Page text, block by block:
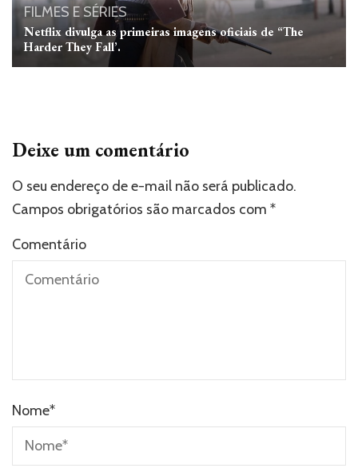
FILMES E SÉRIES
Netflix divulga as primeiras imagens oficiais de “The
Harder They Fall’.
Deixe um comentário
O seu endereço de e-mail não será publicado.
Campos obrigatórios são marcados com *
Comentário
Nome*